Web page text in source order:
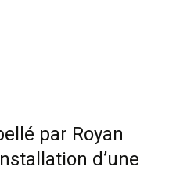
par Royan
d’une